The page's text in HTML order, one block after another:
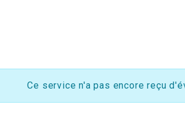
Ce service n'a pas encore reçu